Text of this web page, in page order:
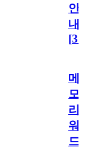
안
내
[31
메
모
리
워
드